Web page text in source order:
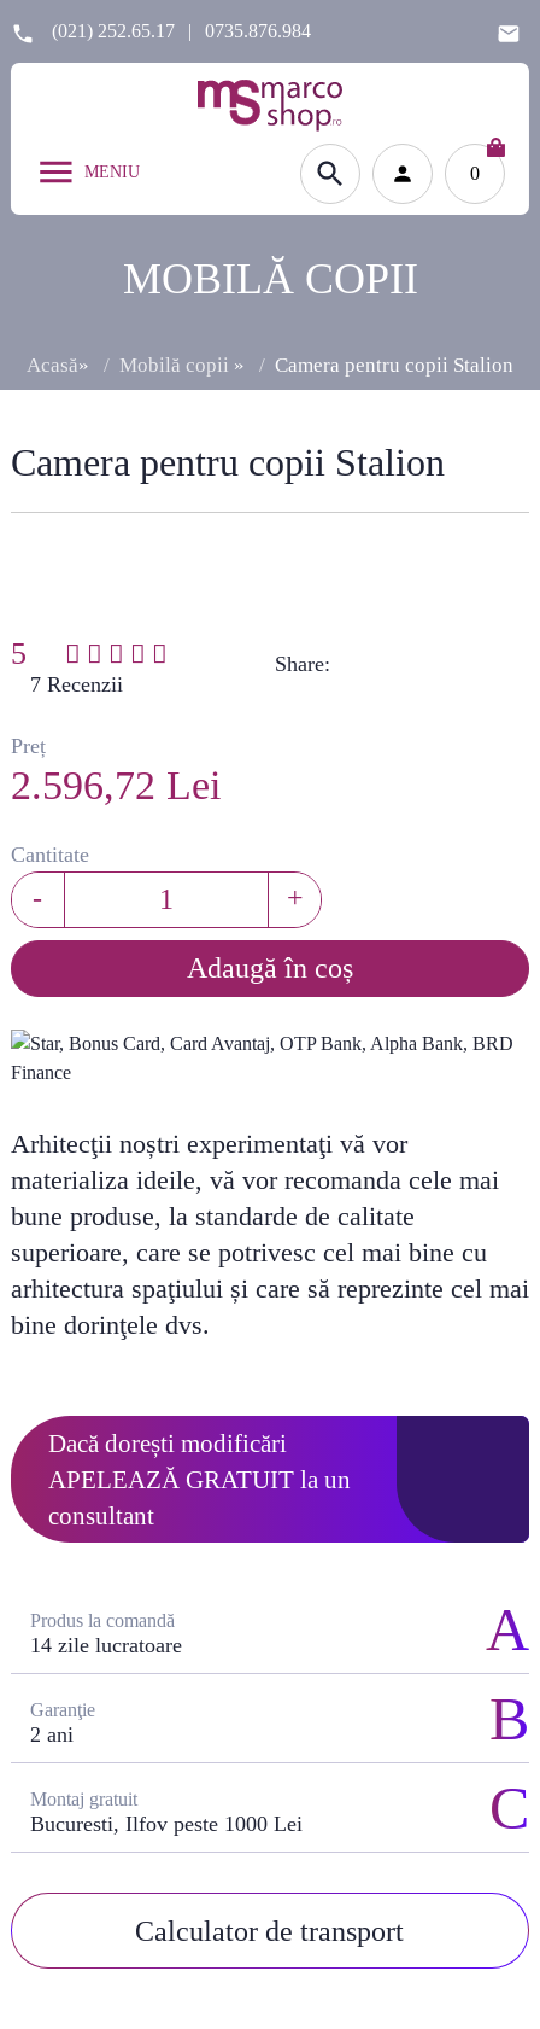
(021) 252.65.17 | 0735.876.984
MENIU 0
MOBILĂ COPII
Acasă» Mobilă copii » Camera pentru copii Stalion
Camera pentru copii Stalion
5
7 )
Share:
Preț
2.596,72 Lei
Cantitate
+
-
Adaugă în coș
Arhitecţii noștri experimentaţi vă vor
materializa ideile, vă vor recomanda cele mai
bune produse, la standarde de calitate
superioare, care se potrivesc cel mai bine cu
arhitectura spaţiului și care să reprezinte cel mai
bine dorinţele dvs.
Dacă dorești modificări
APELEAZĂ GRATUITla un
consultant
Produs la comandă
14 zile lucratoare
Garanţie
2 ani
Montaj gratuit
Bucuresti, Ilfov peste 1000 Lei
Calculator de transport